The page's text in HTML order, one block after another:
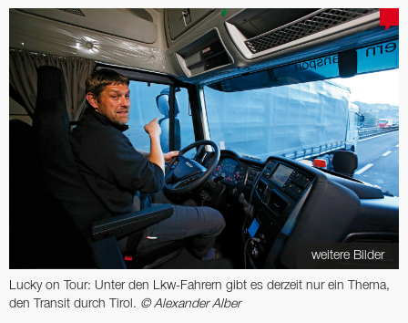
weitere Bilder
Lucky on Tour: Unter den Lkw-Fahrern gibt es derzeit nur ein Thema,
den Transit durch Tirol. © Alexander Alber